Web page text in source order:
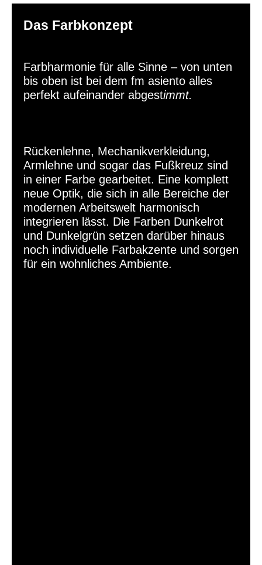
Das Farbkonzept
Farbharmonie für alle Sinne – von unten
bis oben ist bei dem fm asiento alles
perfekt aufeinander abgestimmt.
Rückenlehne, Mechanikverkleidung,
Armlehne und sogar das Fußkreuz sind
in einer Farbe gearbeitet. Eine komplett
neue Optik, die sich in alle Bereiche der
modernen Arbeitswelt harmonisch
integrieren lässt. Die Farben Dunkelrot
und Dunkelgrün setzen darüber hinaus
noch individuelle Farbakzente und sorgen
für ein wohnliches Ambiente.